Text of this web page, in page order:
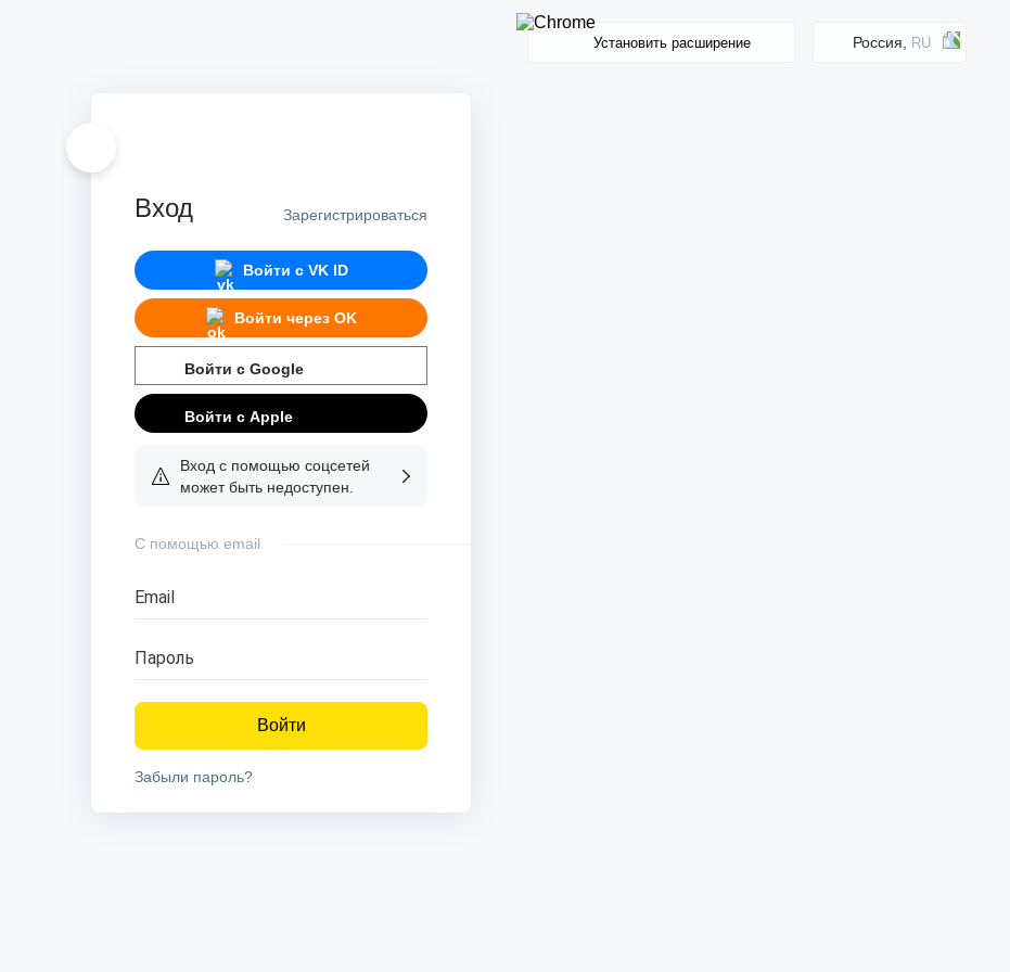
Вход Зарегистрироваться
Войти с VK ID
Войти через OK
Войти с Google
Войти с Apple
Вход с помощью соцсетей
может быть недоступен.
С помощью email
Email
Пароль
Войти
Забыли пароль?
Установить расширение Россия, RU